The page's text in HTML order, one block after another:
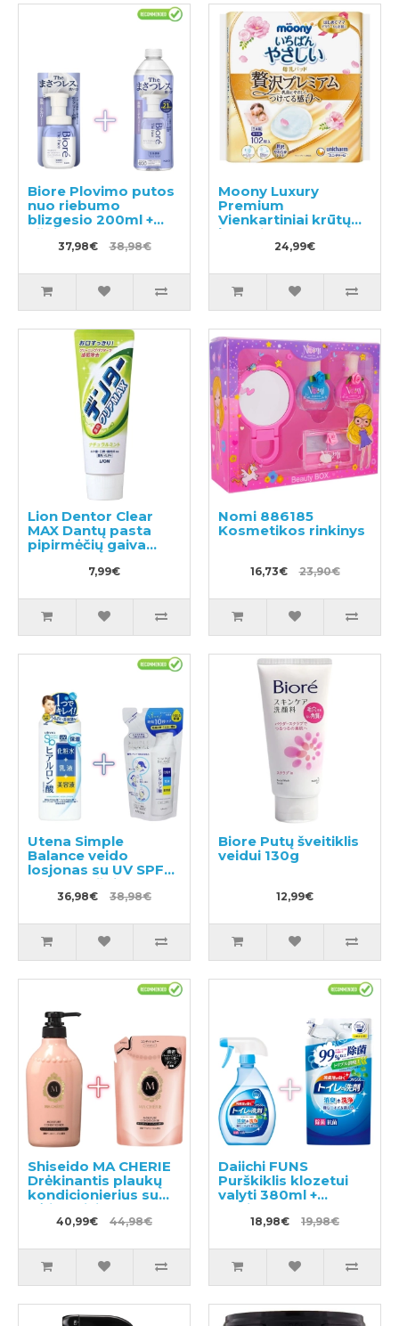
Biore Plovimo putos
nuo riebumo
blizgesio 200ml +
užpildas 340ml
37,98€ 38,98€
Moony Luxury
Premium
Vienkartiniai krūtų
įklotai 102vnt
24,99€
Lion Dentor Clear
MAX Dantų pasta
pipirmėčių gaiva
7,99€
Nomi 886185
Kosmetikos rinkinys
16,73€ 23,90€
Utena Simple
Balance veido
losjonas su UV SPF5
220ml + užpildu
200ml36,98€ 38,98€
Biore Putų šveitiklis
veidui 130g
12,99€
Shiseido MA CHERIE
Drėkinantis plaukų
kondicionierius su
gėlių-vaisių kvapu
450ml + papildymas
40,99€ 44,98€
Daiichi FUNS
Purškiklis klozetui
valyti 380ml +
papildymas 330ml
18,98€ 19,98€